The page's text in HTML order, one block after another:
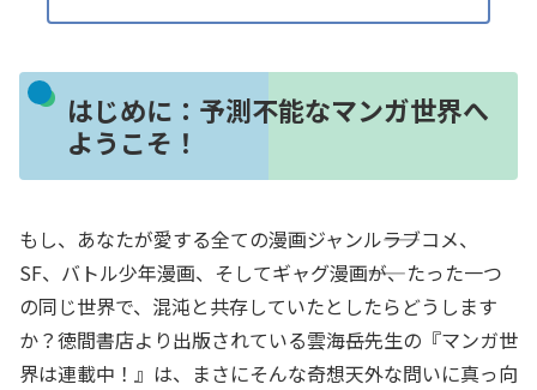
はじめに：予測不能なマンガ世界へ
ようこそ！
もし、あなたが愛する全ての漫画ジャンル――ラブコメ、
SF、バトル少年漫画、そしてギャグ漫画――が、たった一つ
の同じ世界で、混沌と共存していたとしたらどうします
か？徳間書店より出版されている雲海岳先生の『マンガ世
界は連載中！』は、まさにそんな奇想天外な問いに真っ向